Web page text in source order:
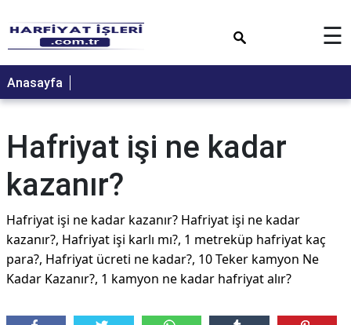
☰
Anasayfa
Hafriyat işi ne kadar
kazanır?
Hafriyat işi ne kadar kazanır? Hafriyat işi ne kadar
kazanır?, Hafriyat işi karlı mı?, 1 metreküp hafriyat kaç
para?, Hafriyat ücreti ne kadar?, 10 Teker kamyon Ne
Kadar Kazanır?, 1 kamyon ne kadar hafriyat alır?